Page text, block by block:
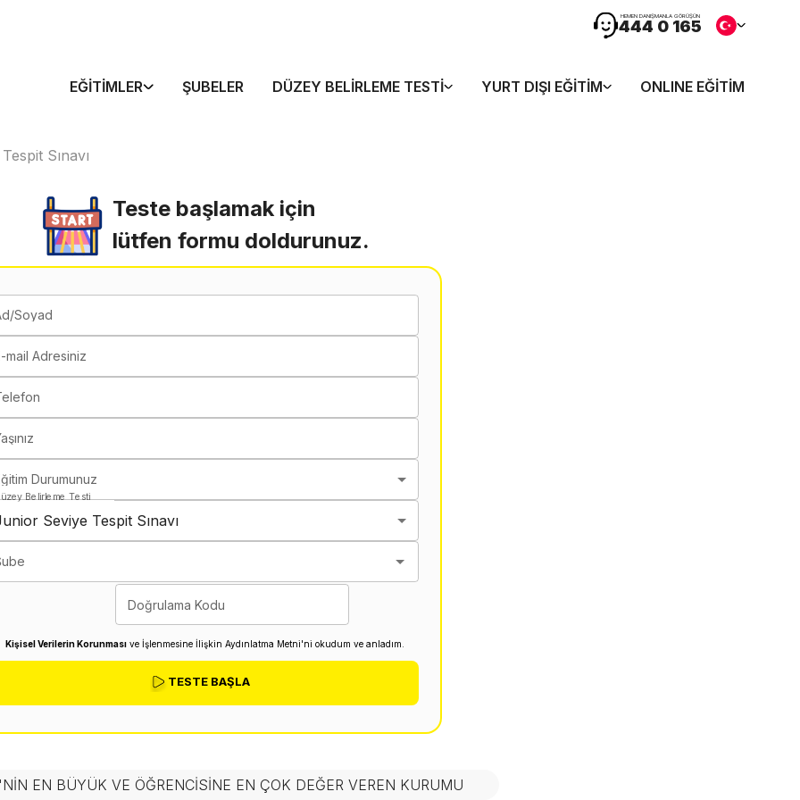
HEMEN DANIŞMANLA GÖRÜŞÜN
444 0 165
EĞITIMLER ŞUBELER DÜZEY BELIRLEME TESTI YURT DIŞI EĞITIM ONLINE EĞITIM
Sınavı
Teste başlamak için
lütfen formu doldurunuz.
Soyad
mail Adresiniz
Durumunuz
Belirleme Testi
Seviye Tespit Sınavı
Doğrulama Kodu
Kişisel Verilerin Korunması ve İşlenmesine İlişkin Aydınlatma Metni'ni okudum ve anladım.
TESTE BAŞLA
EN BÜYÜK VE ÖĞRENCISINE EN ÇOK DEĞER VEREN KURUMU